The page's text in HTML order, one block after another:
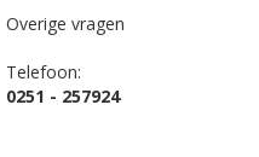
Overige vragen
Telefoon:
0251 - 257924